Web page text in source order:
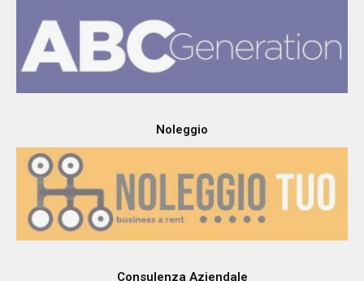
Noleggio
Consulenza Aziendale